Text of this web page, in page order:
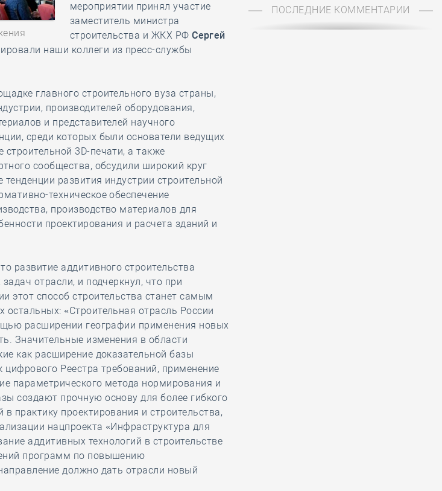
мероприятии принял участие
заместитель министра
строительства и ЖКХ РФСергей
наши коллеги из пресс-службы
главного строительного вуза страны,
производителей оборудования,
и представителей научного
среди которых были основатели ведущих
3D-печати, а также
сообщества, обсудили широкий круг
развития индустрии строительной
техническое обеспечение
производство материалов для
проектирования и расчета зданий и
развитие аддитивного строительства
отрасли, и подчеркнул, что при
этот способ строительства станет самым
остальных: «Строительная отрасль России
расширении географии применения новых
Значительные изменения в области
как расширение доказательной базы
цифрового Реестра требований, применение
параметрического метода нормирования и
создают прочную основу для более гибкого
практику проектирования и строительства,
нацпроекта «Инфраструктура для
аддитивных технологий в строительстве
программ по повышению
должно дать отрасли новый
ПОСЛЕДНИЕ КОММЕНТАРИИ